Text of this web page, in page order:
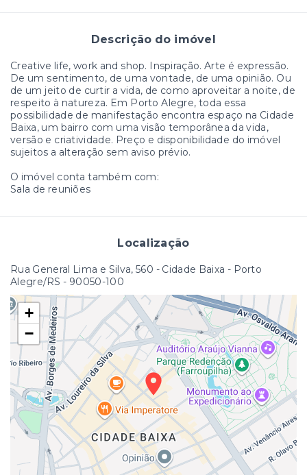
Descrição do imóvel
Creative life, work and shop. Inspiração. Arte é expressão.
De um sentimento, de uma vontade, de uma opinião. Ou
de um jeito de curtir a vida, de como aproveitar a noite, de
respeito à natureza. Em Porto Alegre, toda essa
possibilidade de manifestação encontra espaço na Cidade
Baixa, um bairro com uma visão temporânea da vida,
versão e criatividade. Preço e disponibilidade do imóvel
sujeitos a alteração sem aviso prévio.
O imóvel conta também com:
Sala de reuniões
Localização
Rua General Lima e Silva, 560 - Cidade Baixa - Porto
Alegre/RS - 90050-100
+
−